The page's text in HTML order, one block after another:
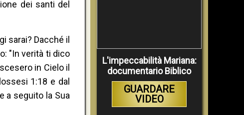
dei santi del
sarai? Dacché il
"In verità ti dico
in Cielo il
1:18 e dal
a seguito la Sua
L'impeccabilità Mariana:
documentario Biblico
GUARDARE
VIDEO